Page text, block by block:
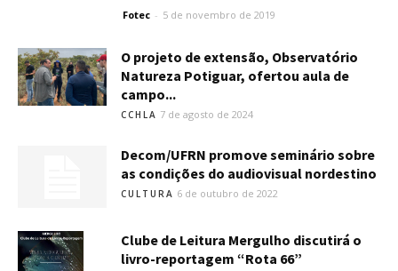
Fotec - 5 de novembro de 2019
O projeto de extensão, Observatório
Natureza Potiguar, ofertou aula de
campo...
CCHLA 7 de agosto de 2024
Decom/UFRN promove seminário sobre
as condições do audiovisual nordestino
CULTURA 6 de outubro de 2022
Clube de Leitura Mergulho discutirá o
livro-reportagem “Rota 66”